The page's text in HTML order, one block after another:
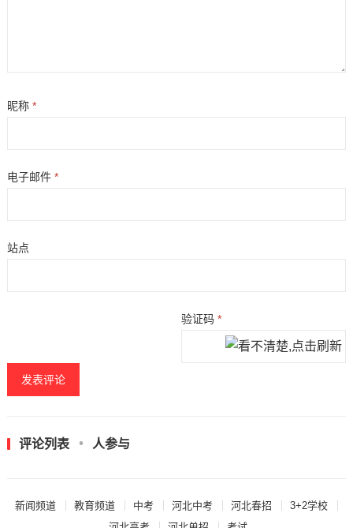
昵称 *
电子邮件 *
站点
验证码*
评论列表 人参与
新闻频道 教育频道 中考 河北中考 河北春招
3+2学校